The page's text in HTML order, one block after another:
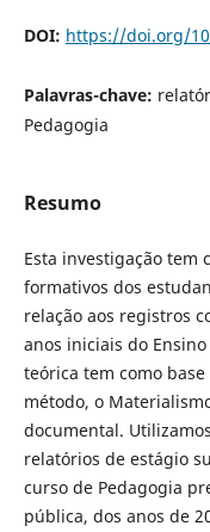
DOI: https://doi.org/
Palavras-chave:
Pedagogia
Resumo
Esta investigação tem
formativos dos
relação aos registros
anos iniciais do
teórica tem como
método, o
documental.
relatórios de estágio
curso de Pedagogia
pública, dos anos de